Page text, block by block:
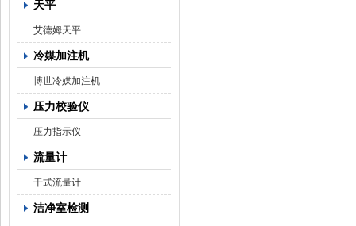
天平
艾德姆天平
冷媒加注机
博世冷媒加注机
压力校验仪
压力指示仪
流量计
干式流量计
洁净室检测